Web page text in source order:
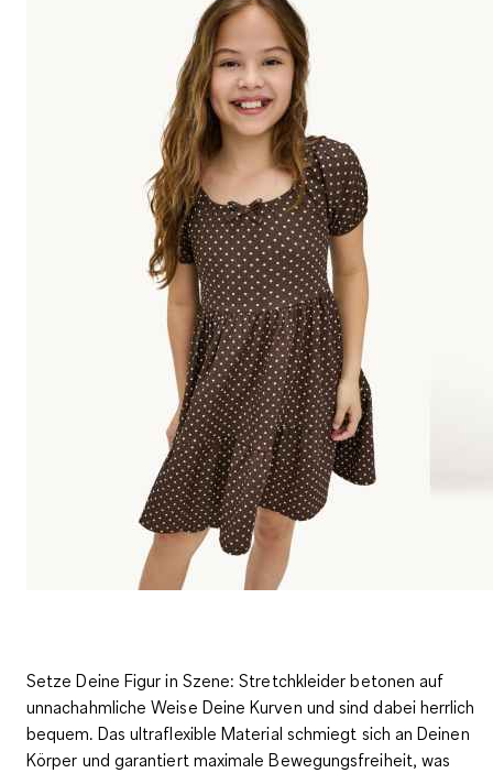
Setze Deine Figur in Szene: Stretchkleider betonen auf
unnachahmliche Weise Deine Kurven und sind dabei herrlich
bequem. Das ultraflexible Material schmiegt sich an Deinen
Körper und garantiert maximale Bewegungsfreiheit, was